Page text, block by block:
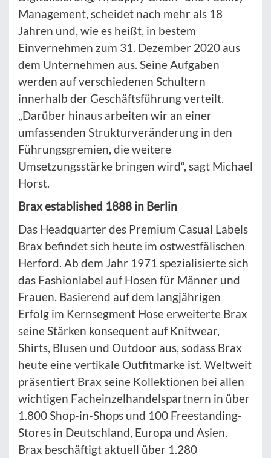
Management, scheidet nach mehr als 18
Jahren und, wie es heißt, in bestem
Einvernehmen zum 31. Dezember 2020 aus
dem Unternehmen aus. Seine Aufgaben
werden auf verschiedenen Schultern
innerhalb der Geschäftsführung verteilt.
„Darüber hinaus arbeiten wir an einer
umfassenden Strukturveränderung in den
Führungsgremien, die weitere
Umsetzungsstärke bringen wird“, sagt Michael
Horst.
Brax established 1888 in Berlin
Das Headquarter des Premium Casual Labels
Brax befindet sich heute im ostwestfälischen
Herford. Ab dem Jahr 1971 spezialisierte sich
das Fashionlabel auf Hosen für Männer und
Frauen. Basierend auf dem langjährigen
Erfolg im Kernsegment Hose erweiterte Brax
seine Stärken konsequent auf Knitwear,
Shirts, Blusen und Outdoor aus, sodass Brax
heute eine vertikale Outfitmarke ist. Weltweit
präsentiert Brax seine Kollektionen bei allen
wichtigen Facheinzelhandelspartnern in über
1.800 Shop-in-Shops und 100 Freestanding-
Stores in Deutschland, Europa und Asien.
Brax beschäftigt aktuell über 1.280